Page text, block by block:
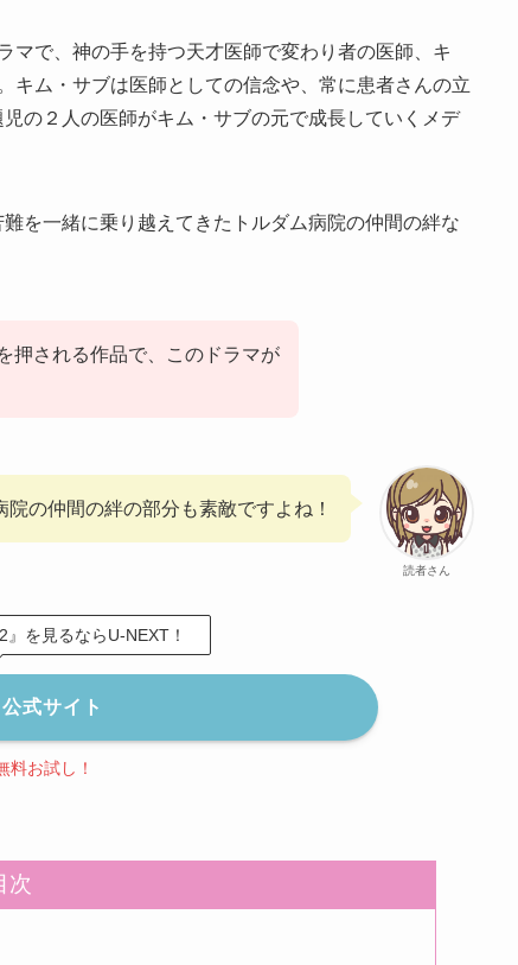
マで、神の手を持つ天才医師で変わり者の医師、キ
キム・サブは医師としての信念や、常に患者さんの立
の２人の医師がキム・サブの元で成長していくメデ
を一緒に乗り越えてきたトルダム病院の仲間の絆な
押される作品で、このドラマが
読者さん
院の仲間の絆の部分も素敵ですよね！
』を見るならU-NEXT！
式サイト
料お試し！
次